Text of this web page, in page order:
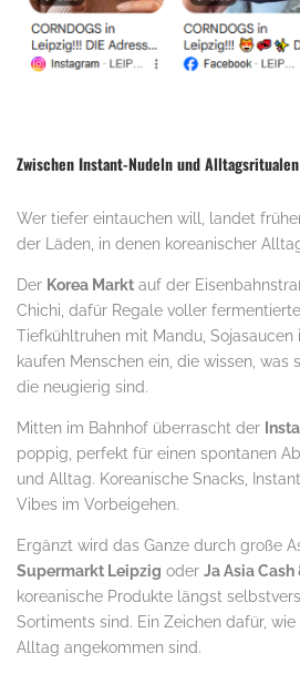
Zwischen Instant-Nudeln und Alltagsritualen
Wer tiefer eintauchen will, landet
der Läden, in denen koreanischer
Der Korea Markt auf der
Chichi, dafür Regale voller
Tiefkühltruhen mit Mandu, Sojasaucen
kaufen Menschen ein, die wissen, was
die neugierig sind.
Mitten im Bahnhof überrascht der
poppig, perfekt für einen spontanen
und Alltag. Koreanische Snacks,
Vibes im Vorbeigehen.
Ergänzt wird das Ganze durch große
Supermarkt Leipzig oder Ja Asia Cash
koreanische Produkte längst
Sortiments sind. Ein Zeichen dafür,
Alltag angekommen sind.